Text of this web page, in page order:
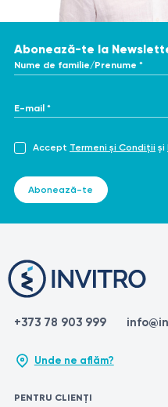
Abonează-te la
Nume de familie/Prenume *
E-mail *
Accept Termeni și Condiții și
Abonează-te
+373 78 903 999
Unde ne aflăm?
PENTRU CLIENȚI